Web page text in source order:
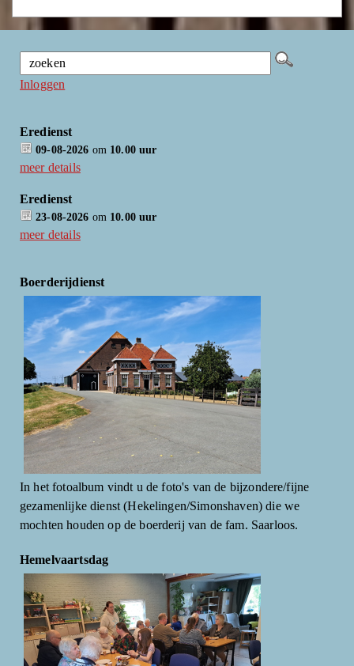
Inloggen
Eredienst
09-08-2026 om 10.00 uur
meer details
Eredienst
23-08-2026 om 10.00 uur
meer details
Boerderijdienst
In het fotoalbum vindt u de foto's van de bijzondere/fijne
gezamenlijke dienst (Hekelingen/Simonshaven) die we
mochten houden op de boerderij van de fam. Saarloos.
Hemelvaartsdag